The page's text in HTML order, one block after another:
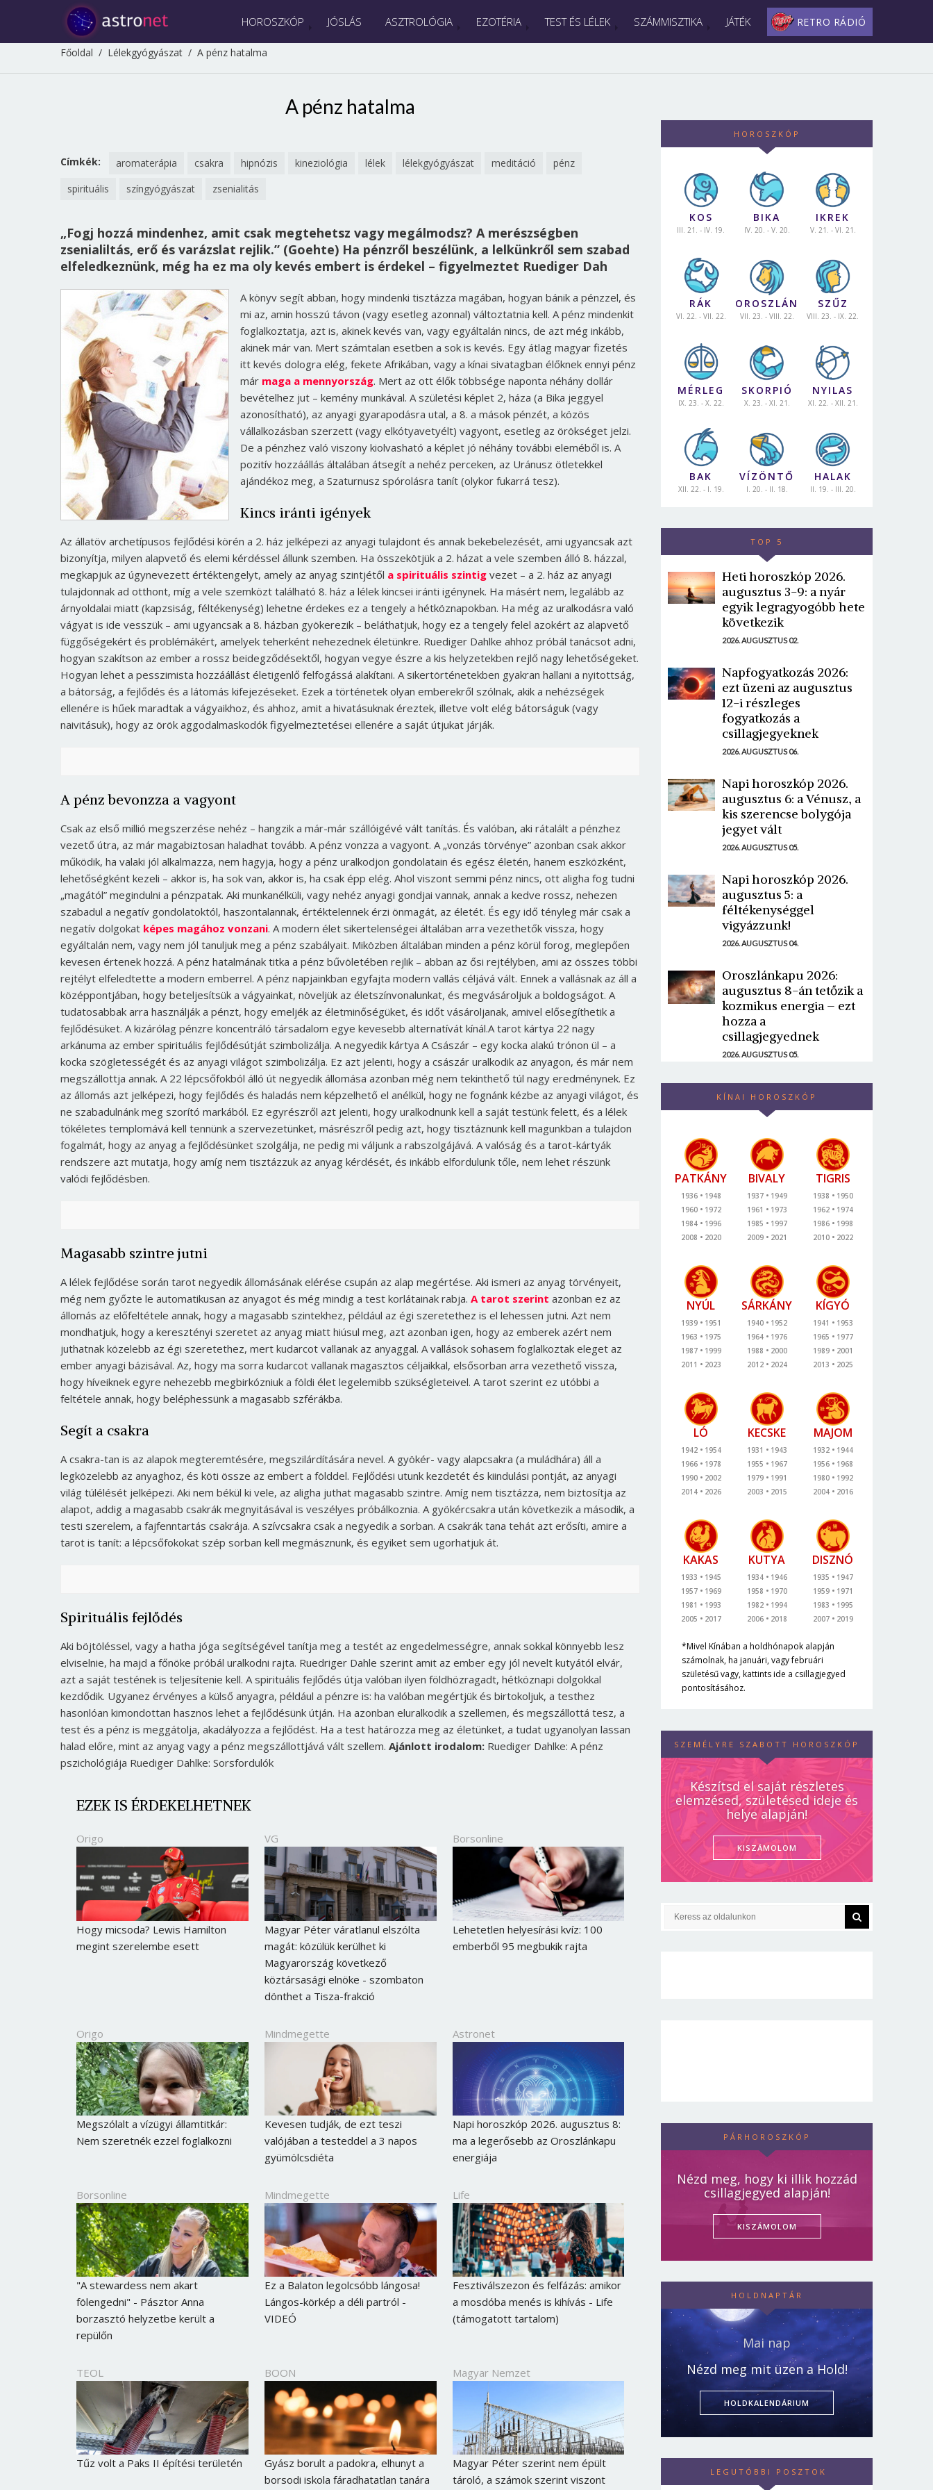
HOROSZKÓP JÓSLÁS ASZTROLÓGIA EZOTÉRIA TEST ÉS LÉLEK SZÁMMISZTIKA JÁTÉK RETRO RÁDIÓ
Főoldal / Lélekgyógyászat / A pénz hatalma
A pénz hatalma
Címkék: aromaterápia csakra hipnózis kineziológia lélek lélekgyógyászat meditáció
pénz
spirituális
színgyógyászat zsenialitás
„Fogj hozzá mindenhez, amit csak megtehetsz vagy megálmodsz? A merészségben
zsenialiltás, erő és varázslat rejlik.” (Goehte) Ha pénzről beszélünk, a lelkünkről sem szabad
elfeledkeznünk, még ha ez ma oly kevés embert is érdekel – figyelmeztet Ruediger Dah
A könyv segít abban, hogy mindenki tisztázza magában, hogyan bánik a pénzzel, és
mi az, amin hosszú távon (vagy esetleg azonnal) változtatnia kell. A pénz mindenkit
foglalkoztatja, azt is, akinek kevés van, vagy egyáltalán nincs, de azt még inkább,
akinek már van. Mert számtalan esetben a sok is kevés. Egy átlag magyar fizetés
itt kevés dologra elég, fekete Afrikában, vagy a kínai sivatagban élőknek ennyi pénz
már maga a mennyország. Mert az ott élők többsége naponta néhány dollár
bevételhez jut – kemény munkával. A születési képlet 2, háza (a Bika jeggyel
azonosítható), az anyagi gyarapodásra utal, a 8. a mások pénzét, a közös
vállalkozásban szerzett (vagy elkótyavetyélt) vagyont, esetleg az örökséget jelzi.
De a pénzhez való viszony kiolvasható a képlet jó néhány további eleméből is. A
pozitív hozzáállás általában átsegít a nehéz perceken, az Uránusz ötletekkel
ajándékoz meg, a Szaturnusz spórolásra tanít (olykor fukarrá tesz).
Kincs iránti igények
Az állatöv archetípusos fejlődési körén a 2. ház jelképezi az anyagi tulajdont és annak bekebelezését, ami ugyancsak azt
bizonyítja, milyen alapvető és elemi kérdéssel állunk szemben. Ha összekötjük a 2. házat a vele szemben álló 8. házzal,
megkapjuk az úgynevezett értéktengelyt, amely az anyag szintjétől a spirituális szintig vezet – a 2. ház az anyagi
tulajdonnak ad otthont, míg a vele szemközt található 8. ház a lélek kincsei iránti igénynek. Ha másért nem, legalább az
árnyoldalai miatt (kapzsiság, féltékenység) lehetne érdekes ez a tengely a hétköznapokban. Ha még az uralkodásra való
vágyat is ide vesszük – ami ugyancsak a 8. házban gyökerezik – beláthatjuk, hogy ez a tengely felel azokért az alapvető
függőségekért és problémákért, amelyek teherként nehezednek életünkre. Ruediger Dahlke ahhoz próbál tanácsot adni,
hogyan szakítson az ember a rossz beidegződésektől, hogyan vegye észre a kis helyzetekben rejlő nagy lehetőségeket.
Hogyan lehet a pesszimista hozzáállást életigenlő felfogássá alakítani. A sikertörténetekben gyakran hallani a nyitottság,
a bátorság, a fejlődés és a látomás kifejezéseket. Ezek a történetek olyan emberekről szólnak, akik a nehézségek
ellenére is hűek maradtak a vágyaikhoz, és ahhoz, amit a hivatásuknak éreztek, illetve volt elég bátorságuk (vagy
naivitásuk), hogy az örök aggodalmaskodók figyelmeztetései ellenére a saját útjukat járják.
A pénz bevonzza a vagyont
Csak az első millió megszerzése nehéz – hangzik a már-már szállóigévé vált tanítás. És valóban, aki rátalált a pénzhez
vezető útra, az már magabiztosan haladhat tovább. A pénz vonzza a vagyont. A „vonzás törvénye” azonban csak akkor
működik, ha valaki jól alkalmazza, nem hagyja, hogy a pénz uralkodjon gondolatain és egész életén, hanem eszközként,
lehetőségként kezeli – akkor is, ha sok van, akkor is, ha csak épp elég. Ahol viszont semmi pénz nincs, ott aligha fog tudni
„magától” megindulni a pénzpatak. Aki munkanélküli, vagy nehéz anyagi gondjai vannak, annak a kedve rossz, nehezen
szabadul a negatív gondolatoktól, haszontalannak, értéktelennek érzi önmagát, az életét. És egy idő tényleg már csak a
negatív dolgokat képes magához vonzani. A modern élet sikertelenségei általában arra vezethetők vissza, hogy
egyáltalán nem, vagy nem jól tanuljuk meg a pénz szabályait. Miközben általában minden a pénz körül forog, meglepően
kevesen értenek hozzá. A pénz hatalmának titka a pénz bűvöletében rejlik – abban az ősi rejtélyben, ami az összes többi
rejtélyt elfeledtette a modern emberrel. A pénz napjainkban egyfajta modern vallás céljává vált. Ennek a vallásnak az áll a
középpontjában, hogy beteljesítsük a vágyainkat, növeljük az életszínvonalunkat, és megvásároljuk a boldogságot. A
tudatosabbak arra használják a pénzt, hogy emeljék az életminőségüket, és időt vásároljanak, amivel elősegíthetik a
fejlődésüket. A kizárólag pénzre koncentráló társadalom egye kevesebb alternatívát kínál.A tarot kártya 22 nagy
arkánuma az ember spirituális fejlődésútját szimbolizálja. A negyedik kártya A Császár – egy kocka alakú trónon ül – a
kocka szögletességét és az anyagi világot szimbolizálja. Ez azt jelenti, hogy a császár uralkodik az anyagon, és már nem
megszállottja annak. A 22 lépcsőfokból álló út negyedik állomása azonban még nem tekinthető túl nagy eredménynek. Ez
az állomás azt jelképezi, hogy fejlődés és haladás nem képzelhető el anélkül, hogy ne fognánk kézbe az anyagi világot, és
ne szabadulnánk meg szorító markából. Ez egyrészről azt jelenti, hogy uralkodnunk kell a saját testünk felett, és a lélek
tökéletes templomává kell tennünk a szervezetünket, másrészről pedig azt, hogy tisztáznunk kell magunkban a tulajdon
fogalmát, hogy az anyag a fejlődésünket szolgálja, ne pedig mi váljunk a rabszolgájává. A valóság és a tarot-kártyák
rendszere azt mutatja, hogy amíg nem tisztázzuk az anyag kérdését, és inkább elfordulunk tőle, nem lehet részünk
valódi fejlődésben.
Magasabb szintre jutni
A lélek fejlődése során tarot negyedik állomásának elérése csupán az alap megértése. Aki ismeri az anyag törvényeit,
még nem győzte le automatikusan az anyagot és még mindig a test korlátainak rabja. A tarot szerint azonban ez az
állomás az előfeltétele annak, hogy a magasabb szintekhez, például az égi szeretethez is el lehessen jutni. Azt nem
mondhatjuk, hogy a keresztényi szeretet az anyag miatt hiúsul meg, azt azonban igen, hogy az emberek azért nem
juthatnak közelebb az égi szeretethez, mert kudarcot vallanak az anyaggal. A vallások sohasem foglalkoztak eleget az
ember anyagi bázisával. Az, hogy ma sorra kudarcot vallanak magasztos céljaikkal, elsősorban arra vezethető vissza,
hogy híveiknek egyre nehezebb megbirkózniuk a földi élet legelemibb szükségleteivel. A tarot szerint ez utóbbi a
feltétele annak, hogy beléphessünk a magasabb szférákba.
Segít a csakra
A csakra-tan is az alapok megteremtésére, megszilárdítására nevel. A gyökér- vagy alapcsakra (a muládhára) áll a
legközelebb az anyaghoz, és köti össze az embert a földdel. Fejlődési utunk kezdetét és kiindulási pontját, az anyagi
világ túlélését jelképezi. Aki nem békül ki vele, az aligha juthat magasabb szintre. Amíg nem tisztázza, nem biztosítja az
alapot, addig a magasabb csakrák megnyitásával is veszélyes próbálkoznia. A gyökércsakra után következik a második, a
testi szerelem, a fajfenntartás csakrája. A szívcsakra csak a negyedik a sorban. A csakrák tana tehát azt erősíti, amire a
tarot is tanít: a lépcsőfokokat szép sorban kell megmásznunk, és egyiket sem ugorhatjuk át.
Spirituális fejlődés
Aki böjtöléssel, vagy a hatha jóga segítségével tanítja meg a testét az engedelmességre, annak sokkal könnyebb lesz
elviselnie, ha majd a főnöke próbál uralkodni rajta. Ruedriger Dahle szerint amit az ember egy jól nevelt kutyától elvár,
azt a saját testének is teljesítenie kell. A spirituális fejlődés útja valóban ilyen földhözragadt, hétköznapi dolgokkal
kezdődik. Ugyanez érvényes a külső anyagra, például a pénzre is: ha valóban megértjük és birtokoljuk, a testhez
hasonlóan kimondottan hasznos lehet a fejlődésünk útján. Ha azonban eluralkodik a szellemen, és megszállottá tesz, a
test és a pénz is meggátolja, akadályozza a fejlődést. Ha a test határozza meg az életünket, a tudat ugyanolyan lassan
halad előre, mint az anyag vagy a pénz megszállottjává vált szellem. Ajánlott irodalom: Ruediger Dahlke: A pénz
pszichológiája Ruediger Dahlke: Sorsfordulók
EZEK IS ÉRDEKELHETNEK
Origo
Hogy micsoda? Lewis Hamilton
megint szerelembe esett
VG
Magyar Péter váratlanul elszólta
magát: közülük kerülhet ki
Magyarország következő
köztársasági elnöke - szombaton
dönthet a Tisza-frakció
Borsonline
Lehetetlen helyesírási kvíz: 100
emberből 95 megbukik rajta
Origo
Megszólalt a vízügyi államtitkár:
Nem szeretnék ezzel foglalkozni
Mindmegette
Kevesen tudják, de ezt teszi
valójában a testeddel a 3 napos
gyümölcsdiéta
Astronet
Napi horoszkóp 2026. augusztus 8:
ma a legerősebb az Oroszlánkapu
energiája
Borsonline
"A stewardess nem akart
fölengedni" - Pásztor Anna
borzasztó helyzetbe került a
repülőn
Mindmegette
Ez a Balaton legolcsóbb lángosa!
Lángos-körkép a déli partról -
VIDEÓ
Life
Fesztiválszezon és felfázás: amikor
a mosdóba menés is kihívás - Life
(támogatott tartalom)
TEOL
Tűz volt a Paks II építési területén
BOON
Gyász borult a padokra, elhunyt a
borsodi iskola fáradhatatlan tanára
Magyar Nemzet
Magyar Péter szerint nem épült
tároló, a számok szerint viszont
HOROSZKÓP
KOS
III. 21. - IV. 19.
BIKA
IV. 20. - V. 20.
IKREK
V. 21. - VI. 21.
RÁK
VI. 22. - VII. 22.
OROSZLÁN
VII. 23. - VIII. 22.
SZŰZ
VIII. 23. - IX. 22.
MÉRLEG
IX. 23. - X. 22.
SKORPIÓ
X. 23. - XI. 21.
NYILAS
XI. 22. - XII. 21.
BAK
XII. 22. - I. 19.
VÍZÖNTŐ
I. 20. - II. 18.
HALAK
II. 19. - III. 20.
TOP 5
Heti horoszkóp 2026.
augusztus 3-9: a nyár
egyik legragyogóbb hete
következik
2026. AUGUSZTUS 02.
Napfogyatkozás 2026:
ezt üzeni az augusztus
12-i részleges
fogyatkozás a
csillagjegyeknek
2026. AUGUSZTUS 06.
Napi horoszkóp 2026.
augusztus 6: a Vénusz, a
kis szerencse bolygója
jegyet vált
2026. AUGUSZTUS 05.
Napi horoszkóp 2026.
augusztus 5: a
féltékenységgel
vigyázzunk!
2026. AUGUSZTUS 04.
Oroszlánkapu 2026:
augusztus 8-án tetőzik a
kozmikus energia – ezt
hozza a
csillagjegyednek
2026. AUGUSZTUS 05.
KÍNAI HOROSZKÓP
PATKÁNY
1936
1948
1960
1972
1984
1996
2008
2020
BIVALY
1937
1949
1961
1973
1985
1997
2009
2021
TIGRIS
1938
1950
1962
1974
1986
1998
2010
2022
NYÚL
1939
1951
1963
1975
1987
1999
2011
2023
SÁRKÁNY
1940
1952
1964
1976
1988
2000
2012
2024
KÍGYÓ
1941
1953
1965
1977
1989
2001
2013
2025
LÓ
1942
1954
1966
1978
1990
2002
2014
2026
KECSKE
1931
1943
1955
1967
1979
1991
2003
2015
MAJOM
1932
1944
1956
1968
1980
1992
2004
2016
KAKAS
1933
1945
1957
1969
1981
1993
2005
2017
KUTYA
1934
1946
1958
1970
1982
1994
2006
2018
DISZNÓ
1935
1947
1959
1971
1983
1995
2007
2019
*Mivel Kínában a holdhónapok alapján
számolnak, ha januári, vagy februári
születésű vagy, kattints ide a csillagjegyed
pontosításához.
SZEMÉLYRE SZABOTT HOROSZKÓP
Készítsd el saját részletes
elemzésed, születésed ideje és
helye alapján!
KISZÁMOLOM
PÁRHOROSZKÓP
Nézd meg, hogy ki illik hozzád
csillagjegyed alapján!
KISZÁMOLOM
HOLDNAPTÁR
Mai nap
Nézd meg mit üzen a Hold!
HOLDKALENDÁRIUM
LEGUTÓBBI POSZTOK
Borsonline bejelentkezés
E-mail cím vagy felhasználónév